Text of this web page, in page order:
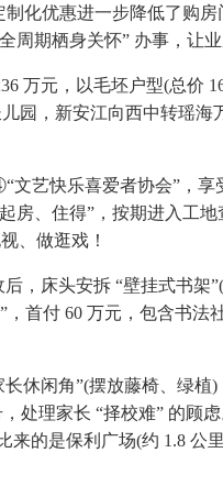
优惠进一步降低了购房
周期栖身关怀” 办事，让业
元，以毛坯户型(总价
园，新安江向西中转瑶
快乐喜爱者协会”，享
房、住得”，按期进入工
、做逛戏！
床头安拆 “壁挂式书架
首付 60 万元，包含书
闲角”(摆放藤椅、绿植
处理家长 “择校难” 的顾
的是保利广场(约 1.8